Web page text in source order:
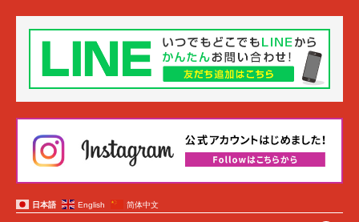
日本語 English 简体中文